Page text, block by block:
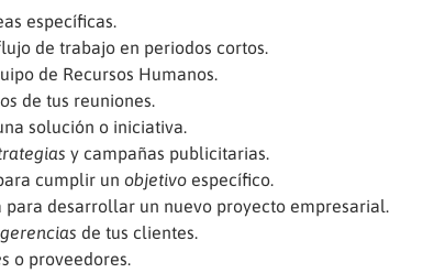
específicas.
de trabajo en periodos cortos.
de Recursos Humanos.
de tus reuniones.
solución o iniciativa.
y campañas publicitarias.
cumplir un objetivoespecífico.
desarrollar un nuevo proyecto empresarial.
de tus clientes.
o proveedores.